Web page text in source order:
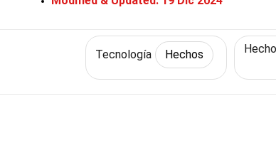
Tecnología Hechos